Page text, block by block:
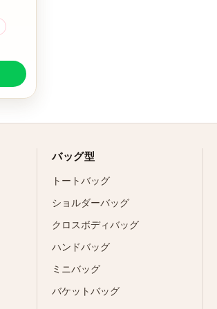
バッグ型
トートバッグ
ショルダーバッグ
クロスボディバッグ
ハンドバッグ
ミニバッグ
バケットバッグ